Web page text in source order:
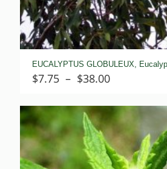
EUCALYPTUS GLOBULEUX,
$7.75 – $38.00Plage
$7.75
à
$38.00